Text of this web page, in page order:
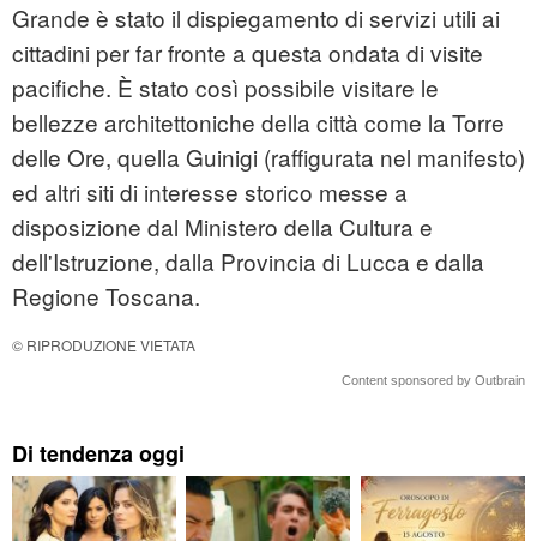
Grande è stato il dispiegamento di servizi utili ai
cittadini per far fronte a questa ondata di visite
pacifiche. È stato così possibile visitare le
bellezze architettoniche della città come la Torre
delle Ore, quella Guinigi (raffigurata nel manifesto)
ed altri siti di interesse storico messe a
disposizione dal Ministero della Cultura e
dell'Istruzione, dalla Provincia di Lucca e dalla
Regione Toscana.
© RIPRODUZIONE VIETATA
Content sponsored by Outbrain
Di tendenza oggi